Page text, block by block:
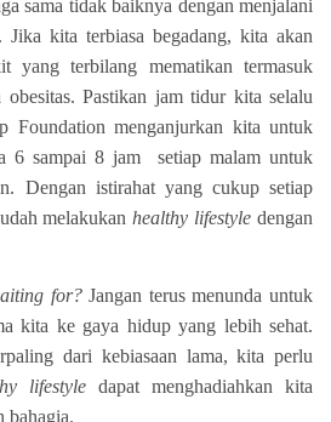
sama tidak baiknya dengan menjalani
kita terbiasa begadang, kita akan
yang terbilang mematikan termasuk
obesitas. Pastikan jam tidur kita selalu
Foundation menganjurkan kita untuk
6 sampai 8 jam setiap malam untuk
Dengan istirahat yang cukup setiap
melakukanhealthy lifestyle dengan
for?Jangan terus menunda untuk
kita ke gaya hidup yang lebih sehat.
dari kebiasaan lama, kita perlu
lifestyle dapat menghadiahkan kita
bahagia.